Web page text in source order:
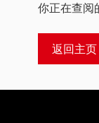
你正在查阅
返回主页